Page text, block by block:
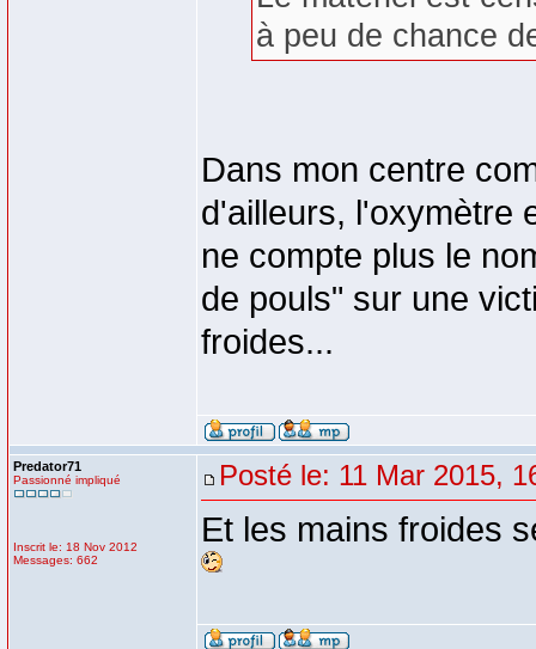
à peu de chance
Dans mon centre
d'ailleurs, l'oxymètre
ne compte plus le
de pouls" sur une
froides...
Predator71
Passionné impliqué
Inscrit le: 18 Nov 2012
Messages: 662
Posté le: 11 Mar 2015,
Et les mains froides